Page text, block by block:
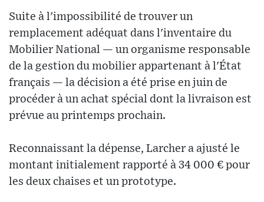
Suite à l'impossibilité de trouver un
remplacement adéquat dans l'inventaire du
Mobilier National — un organisme responsable
de la gestion du mobilier appartenant à l'État
français — la décision a été prise en juin de
procéder à un achat spécial dont la livraison est
prévue au printemps prochain.
Reconnaissant la dépense, Larcher a ajusté le
montant initialement rapporté à 34 000 € pour
les deux chaises et un prototype.